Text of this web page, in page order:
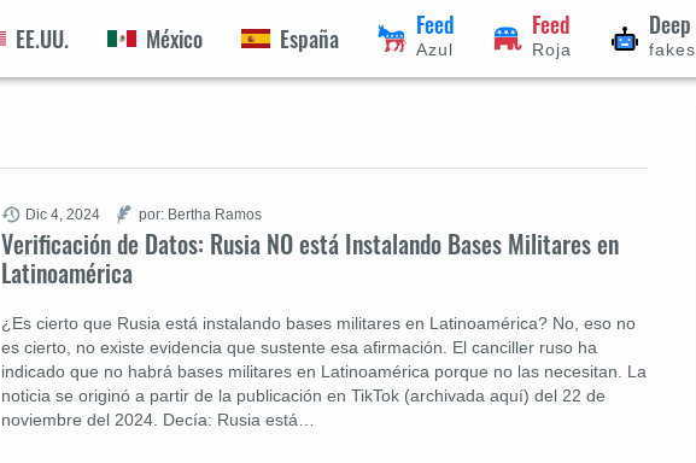
EE.UU. México España Feed
Azul
Feed
Roja
Deep
fakes
Verificación de Datos: Rusia NO está Instalando Bases Militares en
Latinoamérica
¿Es cierto que Rusia está instalando bases militares en Latinoamérica? No, eso no
es cierto, no existe evidencia que sustente esa afirmación. El canciller ruso ha
indicado que no habrá bases militares en Latinoamérica porque no las necesitan. La
noticia se originó a partir de la publicación en TikTok (archivada aquí) del 22 de
noviembre del 2024. Decía: Rusia está…
Dic 4, 2024 por: Bertha Ramos